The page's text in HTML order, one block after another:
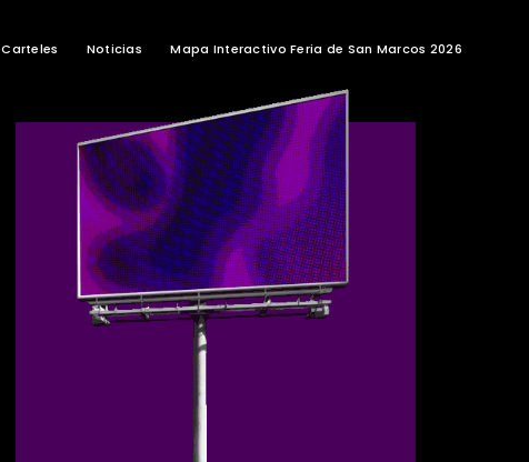
Carteles Noticias Mapa Interactivo Feria de San Marcos 2026